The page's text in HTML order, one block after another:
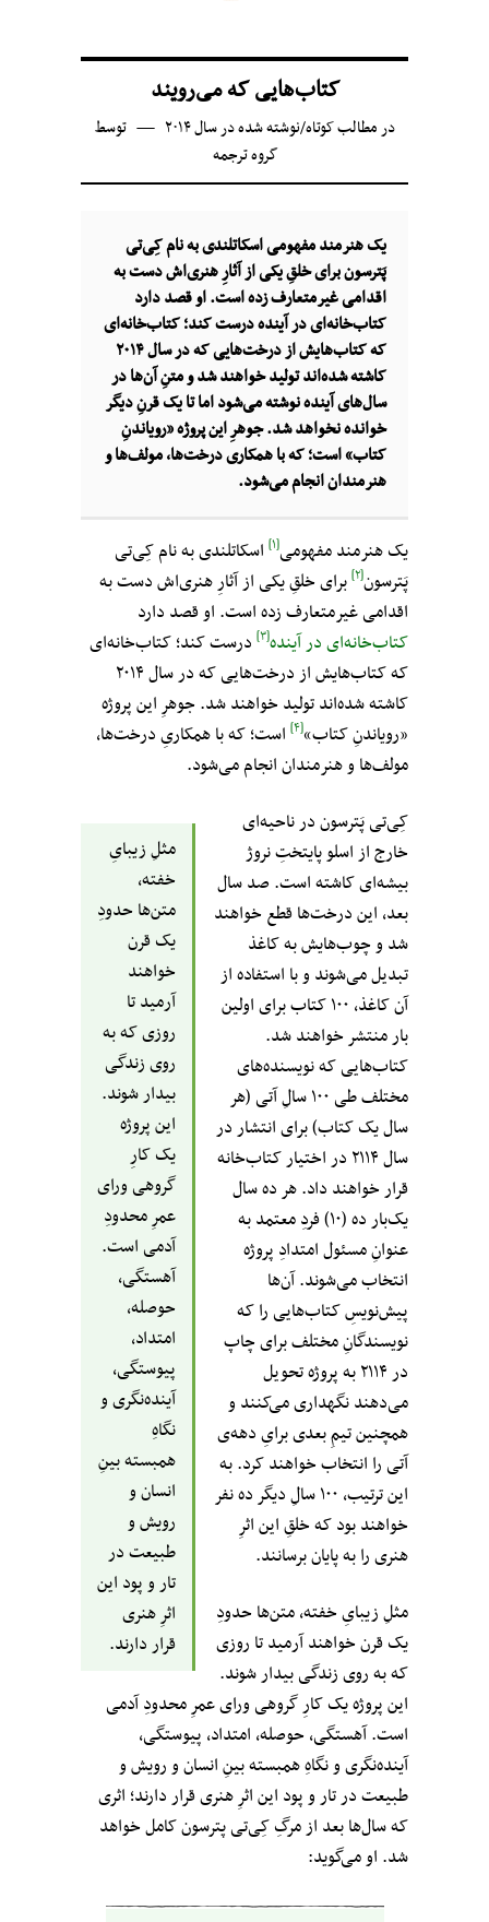
کتاب‌هایی که می‌رویند
درمطالب کوتاه/نوشته شده در سال ۲۰۱۴
توسط
گروه ترجمه
یک هنرمند مفهومی اسکاتلندی به نام کِی‌تی
پَترسون برای خلقِ یکی از آثارِ هنری‌اش دست به
اقدامی غیرمتعارف زده است. او قصد دارد
کتاب‌خانه‌ای در آینده درست کند؛ کتاب‌خانه‌ای
که کتاب‌هایش از درخت‌هایی که در سال ۲۰۱۴
کاشته شده‌اند تولید خواهند شد و متنِ آن‌ها در
سال‌های آینده نوشته می‌شود اما تا یک قرنِ دیگر
خوانده نخواهد شد. جوهرِ این پروژه «رویاندنِ
کتاب» است؛ که با همکاری درخت‌ها، مولف‌ها و
هنرمندان انجام می‌شود.
یک هنرمند مفهومی[۱] اسکاتلندی به نام کِی‌تی
پَترسون[۲] ‌ برای خلقِ یکی از آثارِ هنری‌اش دست به
اقدامی غیرمتعارف زده است. او قصد دارد
کتاب‌خانه‌ای در آینده[۳] درست کند؛ کتاب‌خانه‌ای
که کتاب‌هایش از درخت‌هایی که در سال ۲۰۱۴
کاشته شده‌اند تولید خواهند شد. جوهرِ این پروژه
«رویاندنِ کتاب»[۴] است؛ که با همکاریِ درخت‌ها،
مولف‌ها و هنرمندان انجام می‌شود.
مثلِ زیبایِ
خفته،
متن‌ها حدودِ
یک قرن
خواهند
آرمید تا
روزی که به
روی زندگی
بیدار شوند.
این پروژه
یک کارِ‌
گروهی ورای
عمرِ محدودِ
آدمی است.
آهستگی،
حوصله،
امتداد،
پیوستگی،
آینده‌نگری و
نگاهِ
همبسته بینِ
انسان و
رویش و
طبیعت در
تار و پود این
اثرِ هنری
قرار دارند.
کِی‌تی پَترسون در ناحیه‌ای
خارج از اسلو پایتختِ نروژ
بیشه‌ای کاشته است. صد سال
بعد، این درخت‌ها قطع خواهند
شد و چوب‌هایش به کاغذ
تبدیل می‌شوند و با استفاده از
آن کاغذ، ۱۰۰ کتاب برای اولین
بار منتشر خواهند شد.
کتاب‌هایی که نویسنده‌های
مختلف طی ۱۰۰ سالِ‌ آتی (هر
سال یک کتاب) برای انتشار در
سال ۲۱۱۴ در اختیار کتاب‌خانه
قرار خواهند داد. هر ده سال
یک‌بار ده (۱۰) فردِ معتمد به
عنوانِ‌ مسئول امتدادِ پروژه
انتخاب می‌شوند. آن‌ها
پیش‌نویس‌ِ کتاب‌هایی را که
نویسندگانِ مختلف برای چاپ
در ۲۱۱۴ به پروژه تحویل
می‌دهند نگهداری می‌کنند و
همچنین تیمِ بعدی برایِ دهه‌ی
آتی را انتخاب خواهند کرد. به
این ترتیب، ۱۰۰ سالِ دیگر ده نفر
خواهند بود که خلقِ این اثرِ
هنری را به پایان برسانند.
مثلِ زیبایِ خفته، متن‌ها حدودِ
یک قرن خواهند آرمید تا روزی
که به روی زندگی بیدار شوند.
این پروژه یک کارِ‌ گروهی ورای عمرِ محدودِ آدمی
است. آهستگی، حوصله، امتداد، پیوستگی،
آینده‌نگری و نگاهِ همبسته بینِ انسان و رویش و
طبیعت در تار و پود این اثرِ هنری قرار دارند؛ اثری
که سال‌ها بعد از مرگِ کِی‌تی پترسون کامل خواهد
شد. او می‌گوید: